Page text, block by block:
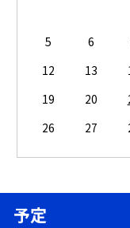
5
6
12
13
19
20
26
27
予定